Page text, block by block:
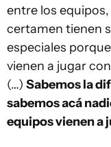
entre los
certamen tienen
especiales
vienen a jugar
(…) Sabemos la
sabemos acá
equipos vienen a